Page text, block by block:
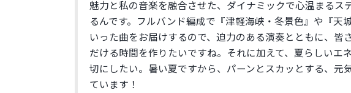
魅力と私の音楽を融合させた、 ダイナミックで心温まるス
るんです。
フルバンド編成で『津軽海峡・冬景色』や『天
いった曲をお届けするので、迫力のある演奏とともに、皆
だける時間を作りたいですね。
それに加えて、夏らしいエ
切にしたい。 暑い夏ですから、パーンとスカッとする、 元
ています！